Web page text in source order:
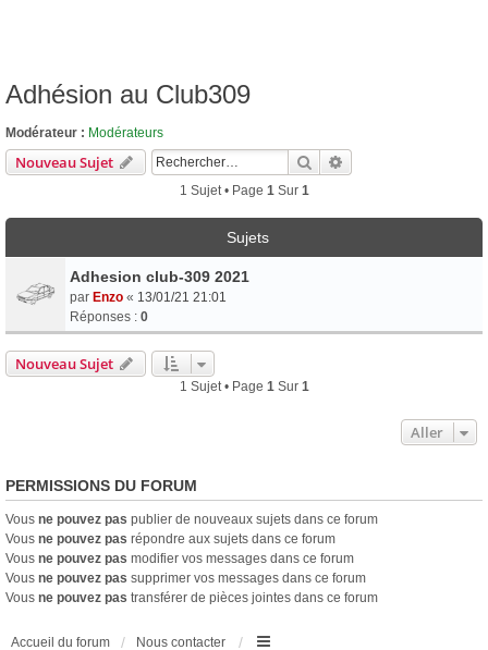
Adhésion au Club309
Modérateur : Modérateurs
Nouveau Sujet Rechercher
1 Sujet • Page 1Sur 1
Sujets
Adhesion club-309 2021
par Enzo « 13/01/21 21:01
Réponses : 0
Nouveau Sujet
1 Sujet • Page 1Sur 1
Aller
PERMISSIONS DU FORUM
Vous ne pouvez pas publier de nouveaux sujets dans ce forum
Vous ne pouvez pas répondre aux sujets dans ce forum
Vous ne pouvez pas modifier vos messages dans ce forum
Vous ne pouvez pas supprimer vos messages dans ce forum
Vous ne pouvez pas transférer de pièces jointes dans ce forum
Accueil du forum Nous contacter